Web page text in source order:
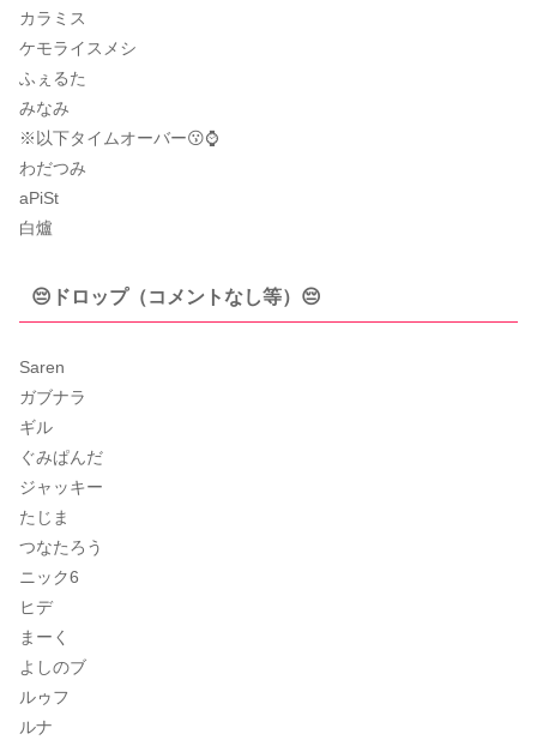
カラミス
ケモライスメシ
ふぇるた
みなみ
※以下タイムオーバー😗⌚️
わだつみ
aPiSt
白爐
😔ドロップ（コメントなし等）😔
Saren
ガブナラ
ギル
ぐみぱんだ
ジャッキー
たじま
つなたろう
ニック6
ヒデ
まーく
よしのブ
ルゥフ
ルナ